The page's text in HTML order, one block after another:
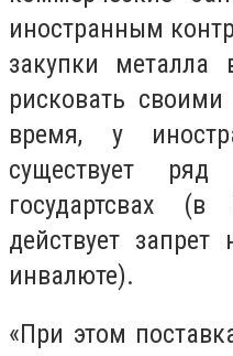
иностранным
закупки
рисковать
время, у
существует
государтсвах
действует
инвалюте).
«При этом